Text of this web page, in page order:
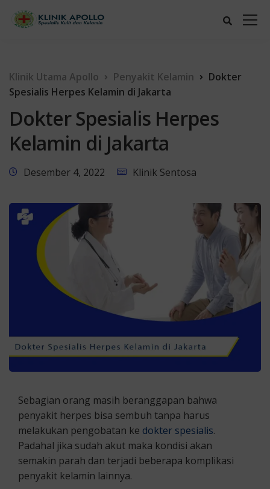
Klinik Utama Apollo Penyakit Kelamin
Dokter
Spesialis Herpes Kelamin di Jakarta
Dokter Spesialis Herpes
Kelamin di Jakarta
Desember 4, 2022 Klinik Sentosa
Sebagian orang masih beranggapan bahwa
penyakit herpes bisa sembuh tanpa harus
melakukan pengobatan ke dokter spesialis.
Padahal jika sudah akut maka kondisi akan
semakin parah dan terjadi beberapa komplikasi
penyakit kelamin lainnya.